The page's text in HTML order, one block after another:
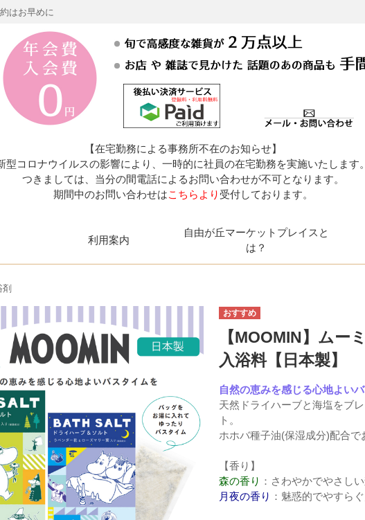
はお早めに
【在宅勤務による事務所不在のお知らせ】
型コロナウイルスの影響により、一時的に社員の在宅勤務を実施いたします。
つきましては、当分の間電話によるお問い合わせが不可となります。
期間中のお問い合わせはこちらより 受付しております。
利用案内
自由が丘マーケットプレイスと
は？
【MOOMIN】ムー
入浴料【日本製】
自然の恵みを感じる心地よい
天然ドライハーブと海塩をブ
ト。
ホホバ種子油(保湿成分)配合で
【香り】
森の香り ：さわやかでやさし
月夜の香り ：魅惑的でやすら